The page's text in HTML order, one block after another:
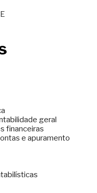
geral
financeiras
e apuramento